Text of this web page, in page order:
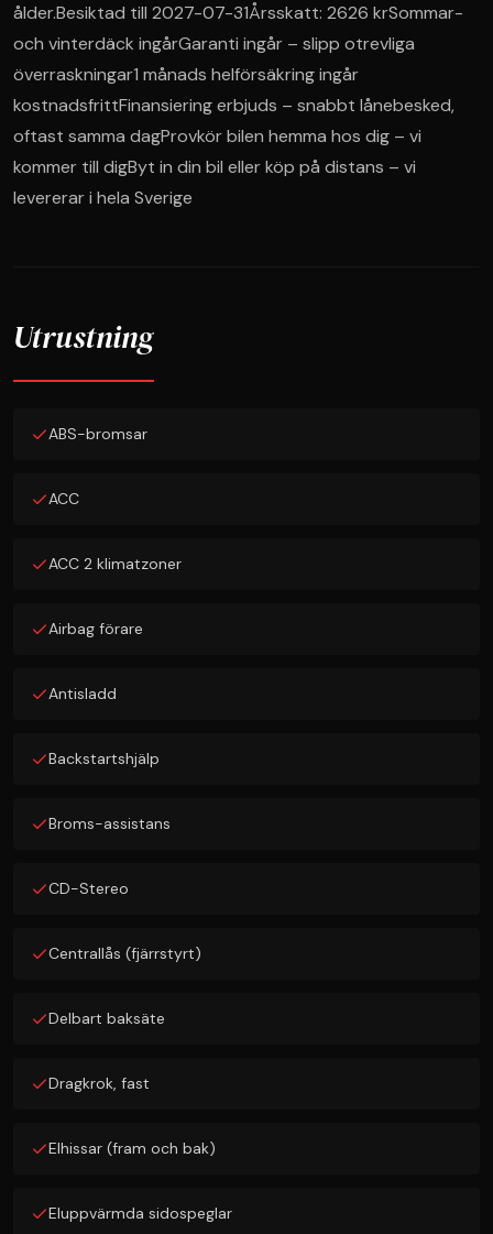
ålder.Besiktad till 2027-07-31Årsskatt: 2626 krSommar-
och vinterdäck ingårGaranti ingår – slipp otrevliga
överraskningar1 månads helförsäkring ingår
kostnadsfrittFinansiering erbjuds – snabbt lånebesked,
oftast samma dagProvkör bilen hemma hos dig – vi
kommer till digByt in din bil eller köp på distans – vi
levererar i hela Sverige
Utrustning
ABS-bromsar
ACC
ACC 2 klimatzoner
Airbag förare
Antisladd
Backstartshjälp
Broms-assistans
CD-Stereo
Centrallås (fjärrstyrt)
Delbart baksäte
Dragkrok, fast
Elhissar (fram och bak)
Eluppvärmda sidospeglar